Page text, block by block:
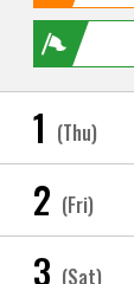
1 (Thu)
2 (Fri)
3 (Sat)